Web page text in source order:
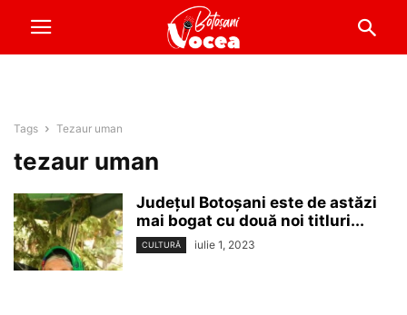
Tags Tezaur uman
tezaur uman
Județul Botoșani este de astăzi
mai bogat cu două noi titluri...
CULTURĂ iulie 1, 2023